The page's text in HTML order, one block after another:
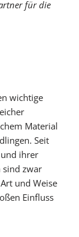
für die
wichtige
Material
Seit
und ihrer
sind zwar
und Weise
Einfluss